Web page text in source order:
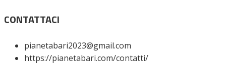
CONTATTACI
pianetabari2023@gmail.com
https://pianetabari.com/contatti/